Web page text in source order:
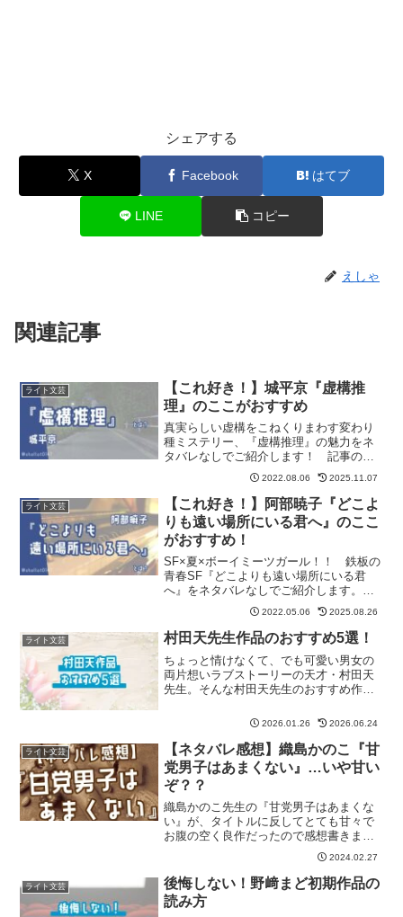
シェアする
X Facebook はてブ
LINE コピー
えしゃ
関連記事
ライト文芸
【これ好き！】城平京『虚構推
理』のここがおすすめ
真実らしい虚構をこねくりまわす変わり
種ミステリー、『虚構推理』の魅力をネ
タバレなしでご紹介します！ 記事の最
後には『虚構推理』が気に入った方にお
すすめの作品も紹介しています。
2022.08.06 2025.11.07
ライト文芸
【これ好き！】阿部暁子『どこよ
りも遠い場所にいる君へ』のここ
がおすすめ！
SF×夏×ボーイミーツガール！！ 鉄板の
青春SF『どこよりも遠い場所にいる君
へ』をネタバレなしでご紹介します。記
事の最後に『どこよりも遠い場所にいる
君へ』が気に入った方におすすめの作品
も紹介しています。
2022.05.06 2025.08.26
ライト文芸 村田天先生作品のおすすめ5選！
ちょっと情けなくて、でも可愛い男女の
両片想いラブストーリーの天才・村田天
先生。そんな村田天先生のおすすめ作品5
2026.01.26 2026.06.24
ライト文芸
【ネタバレ感想】織島かのこ『甘
党男子はあまくない』…いや甘い
ぞ？？
織島かのこ先生の『甘党男子はあまくな
い』が、タイトルに反してとても甘々で
お腹の空く良作だったので感想書きま
2024.02.27
ライト文芸
後悔しない！野﨑まど初期作品の
読み方